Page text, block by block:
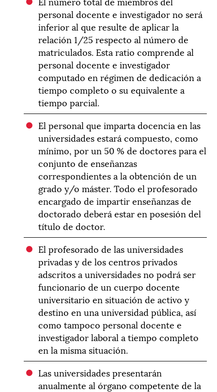
personal docente e investigador no será
inferior al que resulte de aplicar la
relación 1/25 respecto al número de
matriculados. Esta ratio comprende al
personal docente e investigador
computado en régimen de dedicación a
tiempo completo o su equivalente a
tiempo parcial.
El personal que imparta docencia en las
universidades estará compuesto, como
mínimo, por un 50 % de doctores para el
conjunto de enseñanzas
correspondientes a la obtención de un
grado y/o máster. Todo el profesorado
encargado de impartir enseñanzas de
doctorado deberá estar en posesión del
título de doctor.
El profesorado de las universidades
privadas y de los centros privados
adscritos a universidades no podrá ser
funcionario de un cuerpo docente
universitario en situación de activo y
destino en una universidad pública, así
como tampoco personal docente e
investigador laboral a tiempo completo
en la misma situación.
Las universidades presentarán
anualmente al órgano competente de la